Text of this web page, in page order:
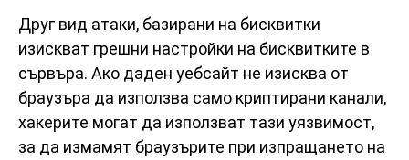
Друг вид атаки, базирани на бисквитки
изискват грешни настройки на бисквитките в
сървъра. Ако даден уебсайт не изисква от
браузъра да използва само криптирани канали,
хакерите могат да използват тази уязвимост,
за да измамят браузърите при изпращането на